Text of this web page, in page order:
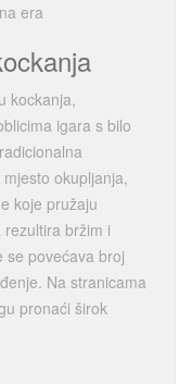
era
kockanja,
igara s bilo
okupljanja,
koje pružaju
bržim i
se povećava broj
Na stranicama
pronaći širok